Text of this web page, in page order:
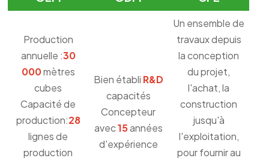
Production
annuelle :30
000mètres
cubes
Capacité de
production:28
lignes de
production
Bien établi R&D
capacités
Concepteur
avec15années
d'expérience
Un ensemble de
travaux depuis
la conception
du projet,
l'achat, la
construction
jusqu'à
l'exploitation,
pour fournir au